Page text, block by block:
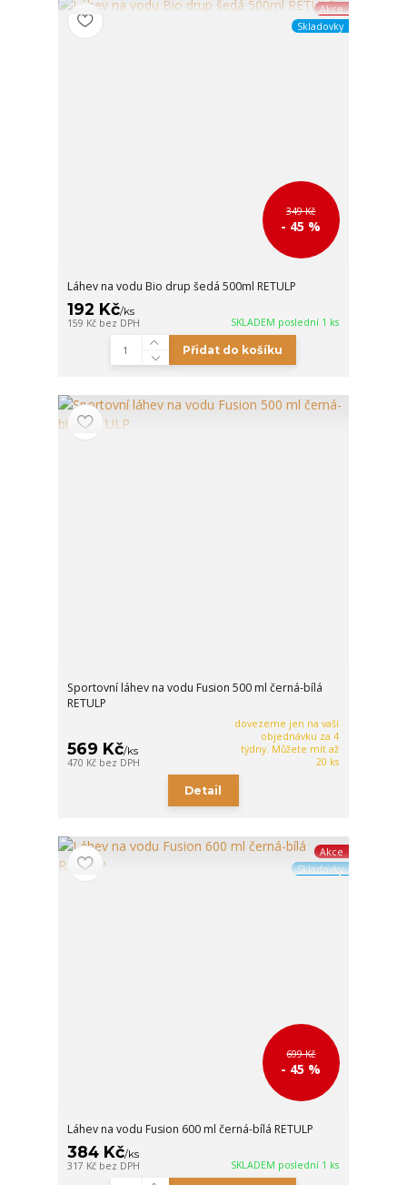
Akce
Skladovky
349 Kč
- 45 %
Láhev na vodu Bio drup šedá 500ml RETULP
192 Kč/ks
159 Kč bez DPH SKLADEM poslední 1 ks
Přidat do košíku
Sportovní láhev na vodu Fusion 500 ml černá-bílá
RETULP
569 Kč/ks
470 Kč bez DPH
dovezeme jen na vaší
objednávku za 4
týdny. Můžete mít až
20 ks
Detail
Akce
Skladovky
699 Kč
- 45 %
Láhev na vodu Fusion 600 ml černá-bílá RETULP
384 Kč/ks
317 Kč bez DPH SKLADEM poslední 1 ks